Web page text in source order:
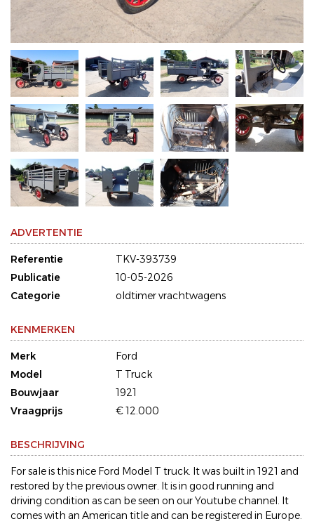
ADVERTENTIE
Referentie
TKV-393739
Publicatie
10-05-2026
Categorie
oldtimer vrachtwagens
KENMERKEN
Merk
Ford
Model
T Truck
Bouwjaar
1921
Vraagprijs
€ 12.000
BESCHRIJVING
For sale is this nice Ford Model T truck. It was built in 1921 and
restored by the previous owner. It is in good running and
driving condition as can be seen on our Youtube channel. It
comes with an American title and can be registered in Europe.